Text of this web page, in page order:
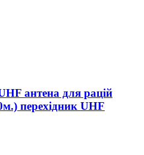
антена для рацій
перехідник UHF